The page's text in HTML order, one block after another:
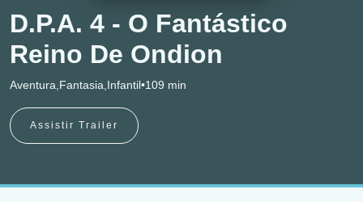
D.P.A. 4 - O Fantástico
Reino De Ondion
Aventura,Fantasia,Infantil•109 min
Assistir Trailer